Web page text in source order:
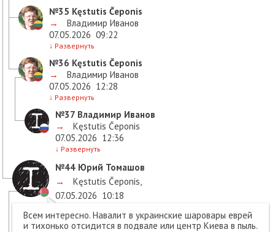
№35 Kęstutis Čeponis
→
Владимир Иванов
07.05.2026 09:22
↓ Развернуть
№36 Kęstutis Čeponis
→
Владимир Иванов
07.05.2026 12:28
↓ Развернуть
№37 Владимир Иванов
→
Kęstutis Čeponis
07.05.2026 12:36
↓ Развернуть
№44 Юрий Томашов
→
Kęstutis Čeponis,
07.05.2026 10:18
Всем интересно. Навалит в украинские шаровары еврей
и тихонько отсидится в подвале или центр Киева в пыль.